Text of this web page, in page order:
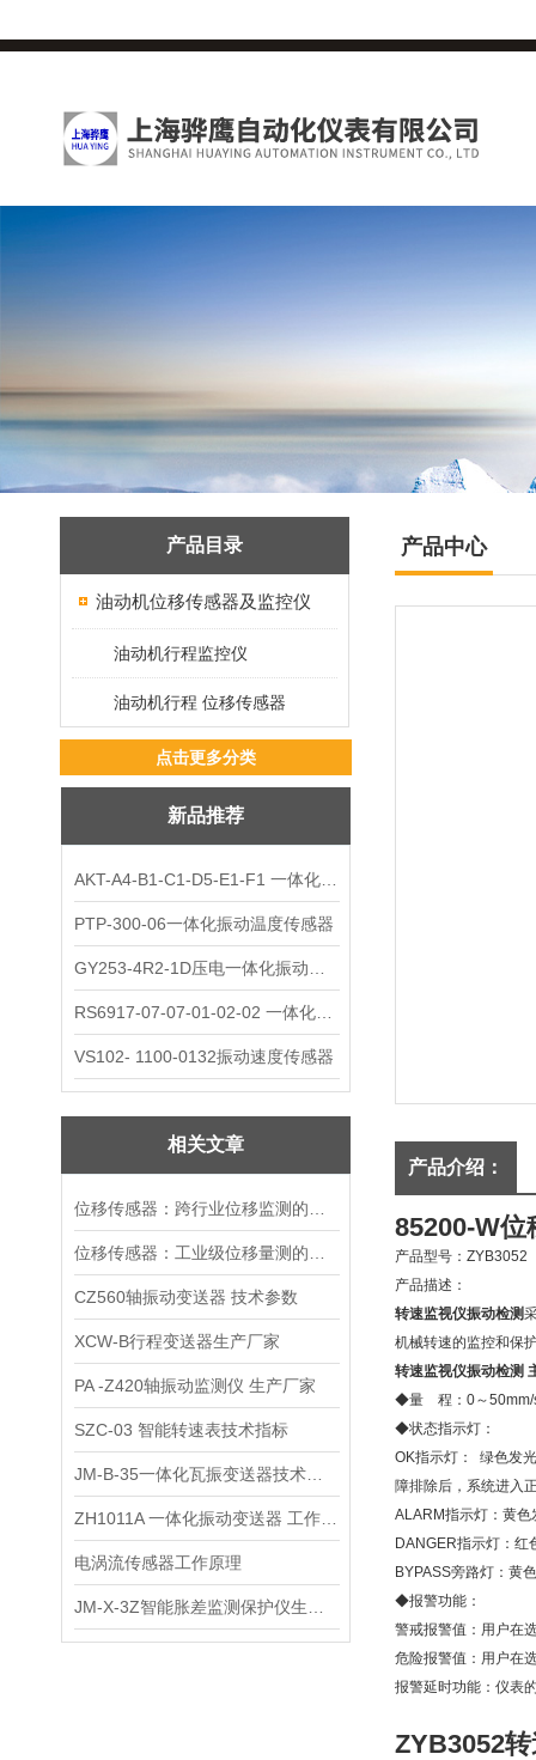
产品目录
油动机位移传感器及监控仪
油动机行程监控仪
油动机行程 位移传感器
点击更多分类
新品推荐
PTP-300-06一体化振动温度传感器
VS102- 1100-0132振动速度传感器
相关文章
CZ560轴振动变送器 技术参数
XCW-B行程变送器生产厂家
PA -Z420轴振动监测仪 生产厂家
SZC-03 智能转速表技术指标
电涡流传感器工作原理
产品中心
产品介绍：
85200-W位
产品型号：ZYB3052
产品描述：
转速监视仪振动检测
机械转速的监控和保
转速监视仪振动检测
◆量 程：0～50mm/s
◆状态指示灯：
OK指示灯： 绿色发
障排除后，系统进入
ALARM指示灯：黄
DANGER指示灯：红
BYPASS旁路灯：黄
◆报警功能：
警戒报警值：用户在
危险报警值：用户在
报警延时功能：仪表
ZYB3052